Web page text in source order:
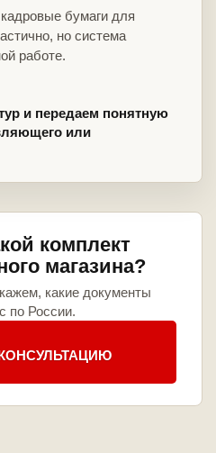
бумаги для
но система
работе.
и передаем понятную
или
комплект
магазина?
какие документы
по России.